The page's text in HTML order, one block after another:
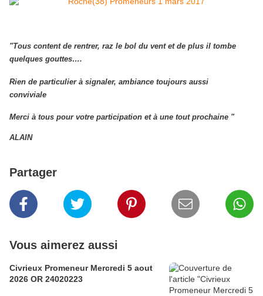
"Tous content de rentrer, raz le bol du vent et de plus il tombe
quelques gouttes….
Rien de particulier à signaler, ambiance toujours aussi
conviviale
Merci à tous pour votre participation et à une tout prochaine "
ALAIN
Partager
Vous aimerez aussi
Civrieux Promeneur Mercredi 5 aout
2026 OR 24020223